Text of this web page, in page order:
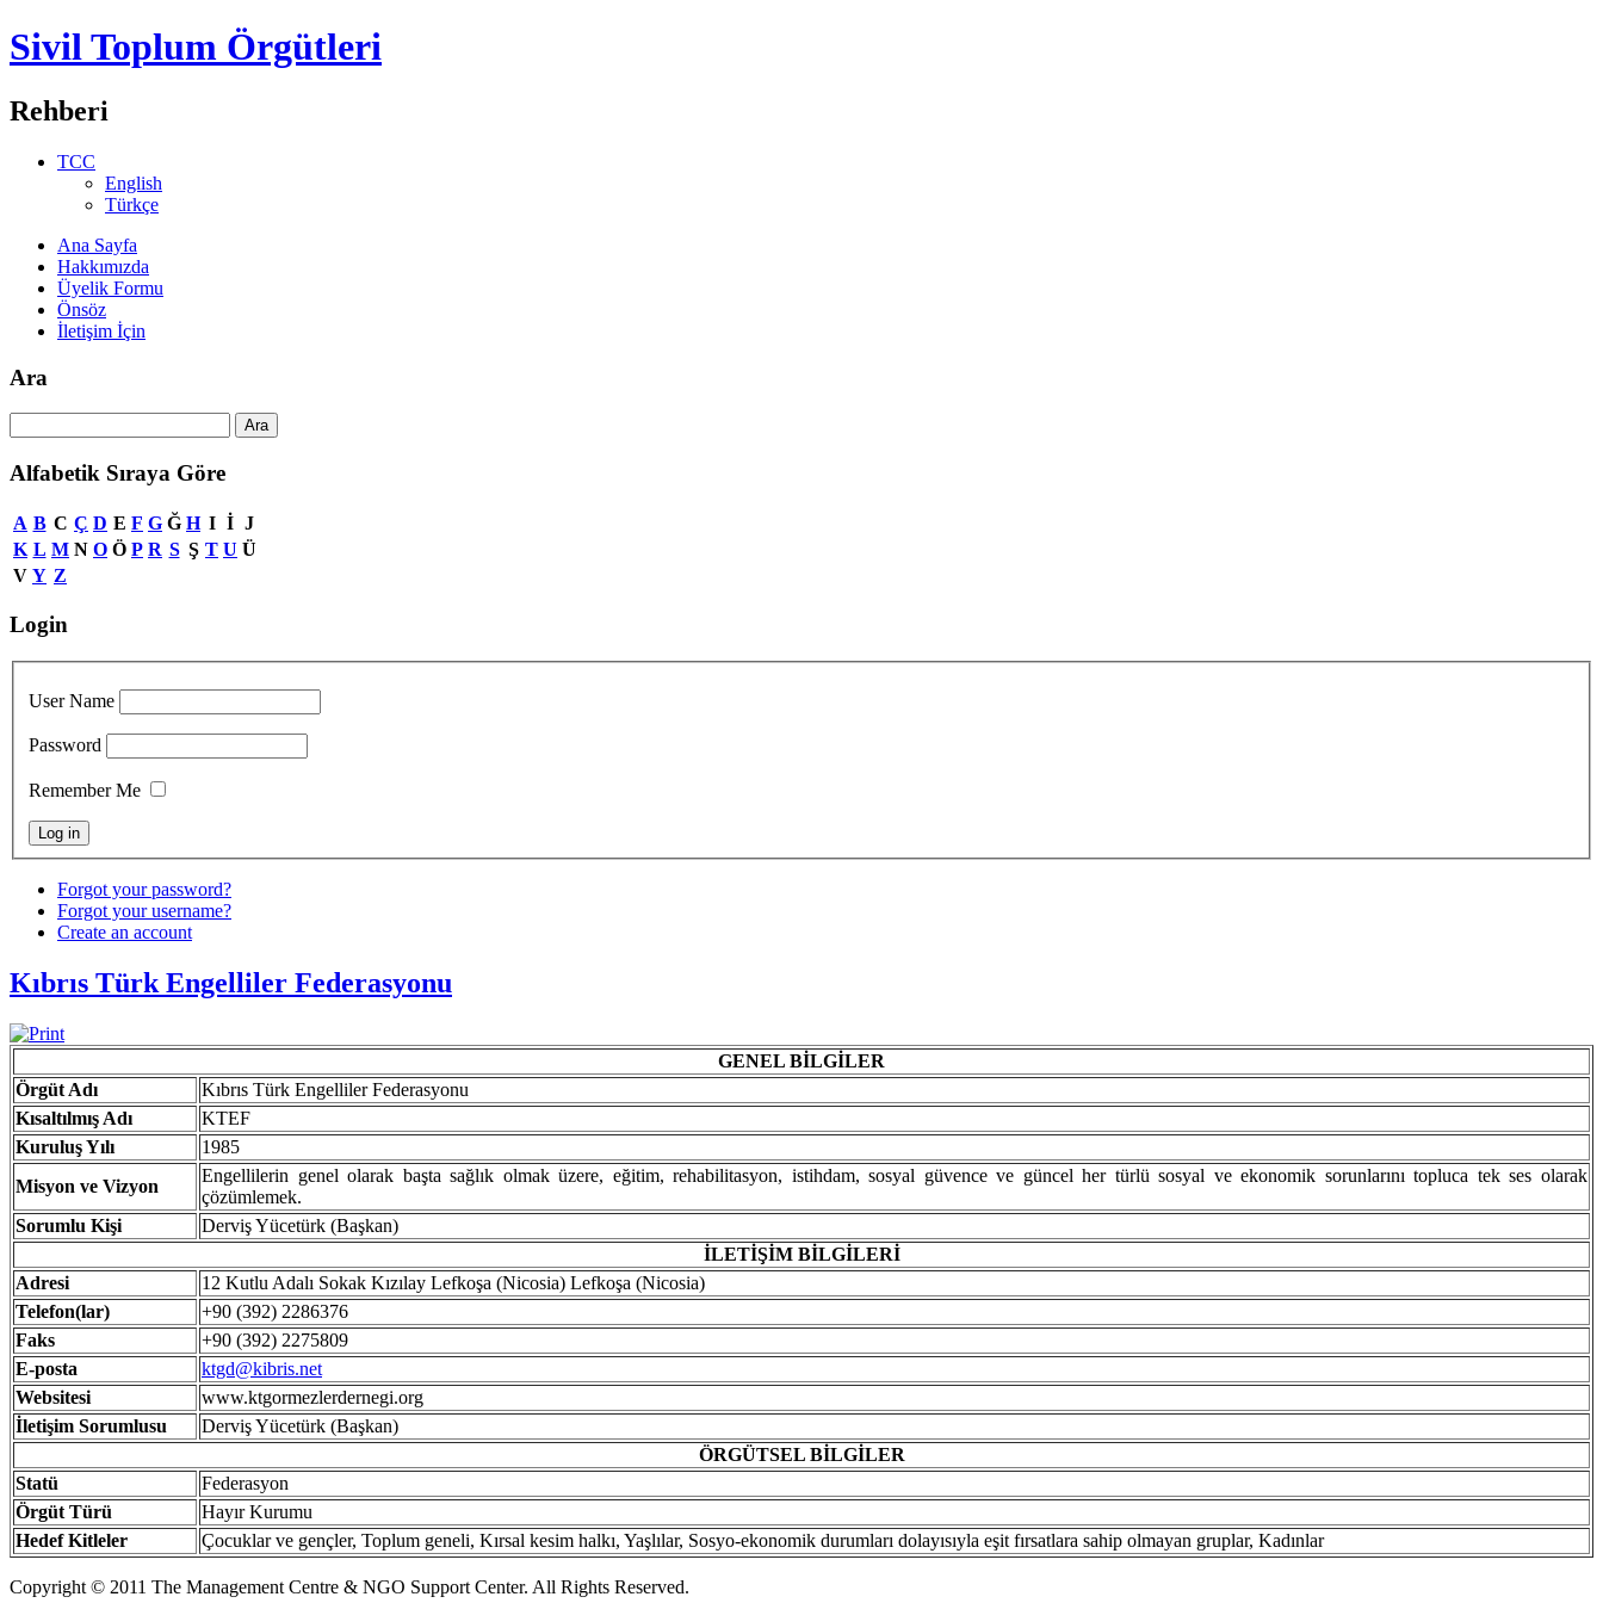
Sivil Toplum Örgütleri
Rehberi
TCC
English
Türkçe
Ana Sayfa
Hakkımızda
Üyelik Formu
Önsöz
İletişim İçin
Ara
Alfabetik Sıraya Göre
A B C Ç D E F G Ğ H I İ J
K L M N O Ö P R S Ş T U Ü
V Y Z
Login
User Name
Password
Remember Me
Forgot your password?
Forgot your username?
Create an account
Kıbrıs Türk Engelliler Federasyonu
GENEL BİLGİLER
Örgüt Adı
Kıbrıs Türk Engelliler Federasyonu
Kısaltılmış Adı
KTEF
KuruluşYılı
1985
Misyon ve Vizyon
Engellilerin genel olarak başta sağlık olmak üzere, eğitim, rehabilitasyon, istihdam, sosyal güvence ve güncel her türlü sosyal ve ekonomik sorunlarını topluca tek ses olarak
çözümlemek.
Sorumlu Kişi
Derviş Yücetürk (Başkan)
İLETİŞİM BİLGİLERİ
Adresi
12 Kutlu Adalı Sokak Kızılay Lefkoşa (Nicosia) Lefkoşa (Nicosia)
Telefon(lar)
+90 (392) 2286376
Faks
+90 (392) 2275809
E-posta
ktgd@kibris.net
Websitesi
www.ktgormezlerdernegi.org
İletişim Sorumlusu
Derviş Yücetürk (Başkan)
ÖRGÜTSELBİLGİLER
Statü
Federasyon
Örgüt Türü
Hayır Kurumu
HedefKitleler Çocuklar ve gençler, Toplum geneli, Kırsal kesim halkı, Yaşlılar, Sosyo-ekonomik durumları dolayısıyla eşit fırsatlara sahip olmayan gruplar, Kadınlar
Copyright © 2011 The Management Centre & NGO Support Center. All Rights Reserved.